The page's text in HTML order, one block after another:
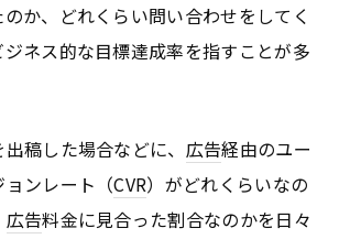
か、どれくらい問い合わせをしてく
ネス的な目標達成率を指すことが多
出稿した場合などに、 広告経由のユー
ンレート（CVR）がどれくらいなの
広告料金に見合った割合なのかを日々